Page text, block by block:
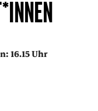
16.15 Uhr